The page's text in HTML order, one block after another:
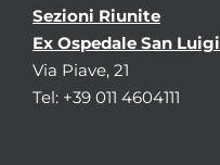
Sezioni Riunite
Ex Ospedale San Luigi
Via Piave, 21
Tel: +39 011 4604111